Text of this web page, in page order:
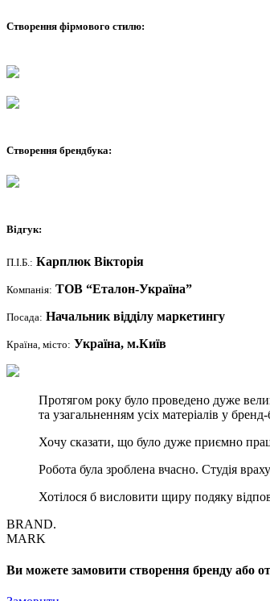
Створення фірмового стилю:
Створення брендбука:
Відгук:
П.І.Б.: Карплюк Вікторія
Компанія: ТОВ “Еталон-Україна”
Посада: Начальник відділу маркетингу
Країна, місто: Україна, м.Київ
Протягом року було проведено дуже
та узагальненням усіх матеріалів у бренд-
Хочу сказати, що було дуже приємно
Робота була зроблена вчасно. Студія
Хотілося б висловити щиру подяку
BRAND.
MARK
Ви можете замовити створення бренду або